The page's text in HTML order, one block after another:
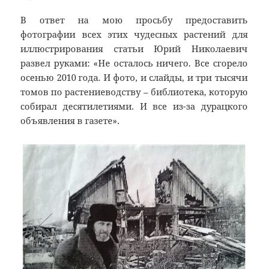
В ответ на мою просьбу предоставить
фотографии всех этих чудесных растений для
иллюстрирования статьи Юрий Николаевич
развел руками: «Не осталось ничего. Все сгорело
осенью 2010 года. И фото, и слайды, и три тысячи
томов по растениеводству – библиотека, которую
собирал десятилетиями. И все из-за дурацкого
объявления в газете».